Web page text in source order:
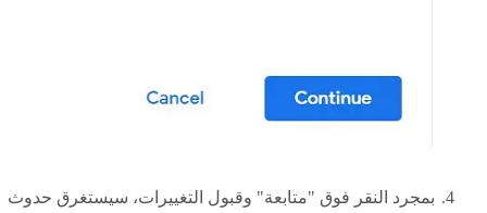
بمجرد النقر فوق "متابعة" وقبول التغييرات، سيستغرق حدوث